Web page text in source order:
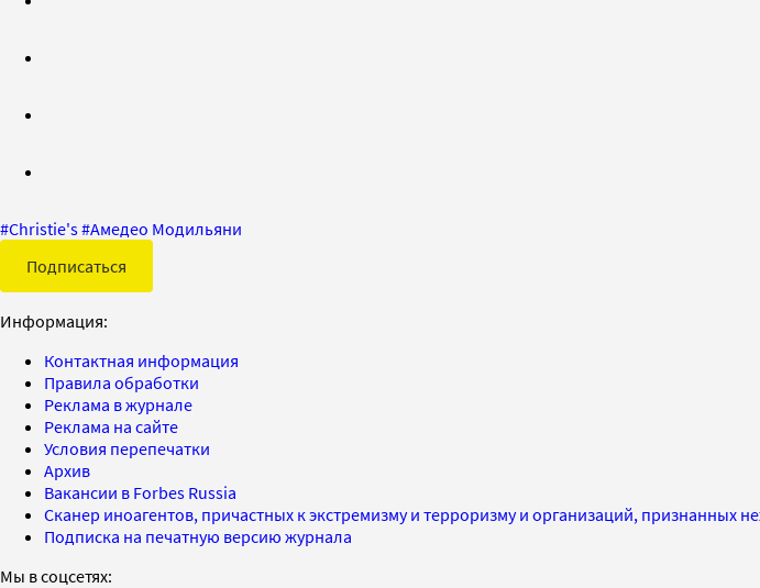
#Christie's#Амедео Модильяни
Подписаться
Информация:
Контактная информация
Правила обработки
Реклама в журнале
Реклама на сайте
Условия перепечатки
Архив
Вакансии в Forbes Russia
Сканер иноагентов, причастных к экстремизму и терроризму и организаций, признанных
Подписка на печатную версию журнала
Мы в соцсетях: